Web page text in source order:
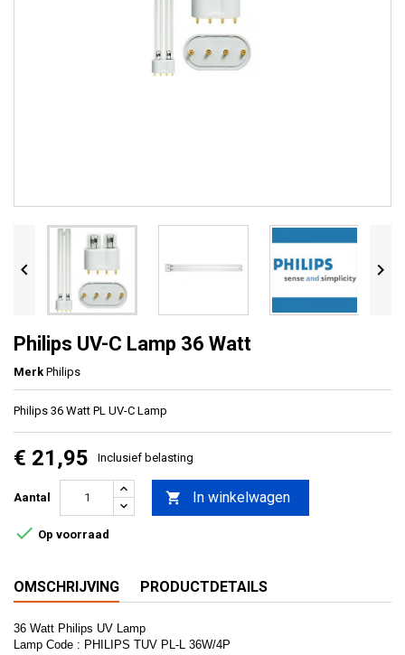
 
Philips UV-C Lamp 36 Watt
Merk Philips
Philips 36 Watt PL UV-C Lamp
€ 21,95 Inclusief belasting
Aantal  In winkelwagen
 Op voorraad
OMSCHRIJVING PRODUCTDETAILS
36 Watt Philips UV Lamp
Lamp Code : PHILIPS TUV PL-L 36W/4P